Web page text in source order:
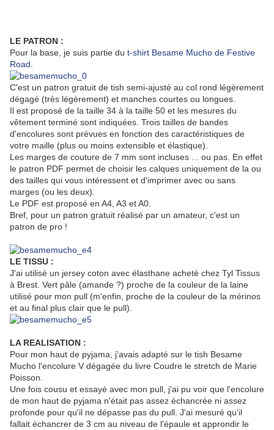
LE PATRON :
Pour la base, je suis partie du t-shirt Besame Mucho de Festive
Road
C'est un patron gratuit de tish semi-ajusté au col rond légèrement
dégagé (très légèrement) et manches courtes ou longues.
Il est proposé de la taille 34 à la taille 50 et les mesures du
vêtement terminé sont indiquées. Trois tailles de bandes
d'encolures sont prévues en fonction des caractéristiques de
votre maille (plus ou moins extensible et élastique).
Les marges de couture de 7 mm sont incluses ... ou pas. En effet
le patron PDF permet de choisir les calques uniquement de la ou
des tailles qui vous intéressent et d'imprimer avec ou sans
marges (ou les deux).
Le PDF est proposé en A4, A3 et A0.
Bref, pour un patron gratuit réalisé par un amateur, c'est un
patron de pro !
LE TISSU :
J'ai utilisé un jersey coton avec élasthane acheté chez Tyl Tissus
à Brest. Vert pâle (amande ?) proche de la couleur de la laine
utilisé pour mon pull (m'enfin, proche de la couleur de la mérinos
et au final plus clair que le pull).
LA REALISATION :
Pour mon haut de pyjama, j'avais adapté sur le tish Besame
Mucho l'encolure V dégagée du livre Coudre le stretch de Marie
Poisson.
Une fois cousu et essayé avec mon pull, j'ai pu voir que l'encolure
de mon haut de pyjama n'était pas assez échancrée ni assez
profonde pour qu'il ne dépasse pas du pull. J'ai mesuré qu'il
fallait échancrer de 3 cm au niveau de l'épaule et approndir le